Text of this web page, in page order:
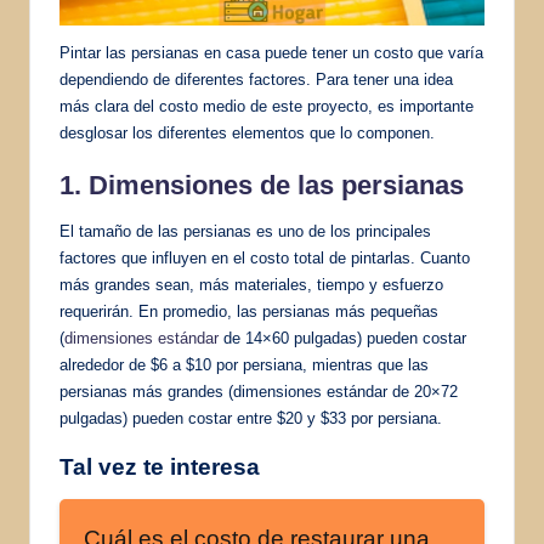
Pintar las persianas en casa puede tener un costo que varía
dependiendo de diferentes factores. Para tener una idea
más clara del costo medio de este proyecto, es importante
desglosar los diferentes elementos que lo componen.
1. Dimensiones de las persianas
El tamaño de las persianas es uno de los principales
factores que influyen en el costo total de pintarlas. Cuanto
más grandes sean, más materiales, tiempo y esfuerzo
requerirán. En promedio, las persianas más pequeñas
(dimensiones estándar de 14×60 pulgadas) pueden costar
alrededor de $6 a $10 por persiana, mientras que las
persianas más grandes (dimensiones estándar de 20×72
pulgadas) pueden costar entre $20 y $33 por persiana.
Tal vez te interesa
Cuál es el costo de restaurar una